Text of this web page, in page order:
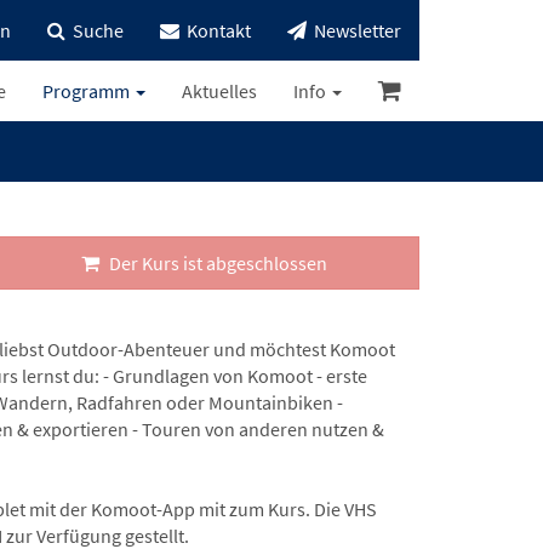
Suche Kontakt Newsletter
Programm Aktuelles Info
Der Kurs ist abgeschlossen
Outdoor-Abenteuer und möchtest Komoot
lernst du: - Grundlagen von Komoot - erste
Radfahren oder Mountainbiken -
& exportieren - Touren von anderen nutzen &
mit der Komoot-App mit zum Kurs. Die VHS
Verfügung gestellt.